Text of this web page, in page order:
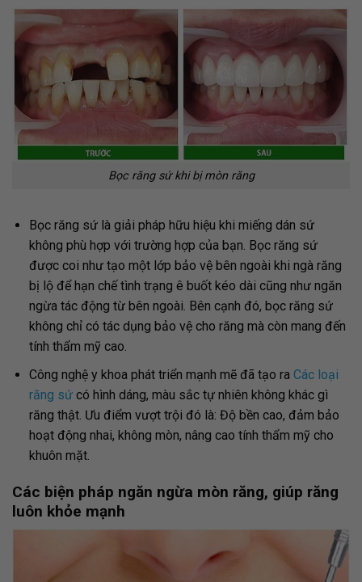
Bọc răng sứ khi bị mòn răng
Bọc răng sứ là giải pháp hữu hiệu khi miếng dán sứ
không phù hợp với trường hợp của bạn. Bọc răng sứ
được coi như tạo một lớp bảo vệ bên ngoài khi ngà răng
bị lộ để hạn chế tình trạng ê buốt kéo dài cũng như ngăn
ngừa tác động từ bên ngoài. Bên cạnh đó, bọc răng sứ
không chỉ có tác dụng bảo vệ cho răng mà còn mang đến
tính thẩm mỹ cao.
Công nghệ y khoa phát triển mạnh mẽ đã tạo ra Các loại
răng sứcó hình dáng, màu sắc tự nhiên không khác gì
răng thật. Ưu điểm vượt trội đó là: Độ bền cao, đảm bảo
hoạt động nhai, không mòn, nâng cao tính thẩm mỹ cho
khuôn mặt.
Các biện pháp ngăn ngừa mòn răng, giúp răng
luôn khỏe mạnh